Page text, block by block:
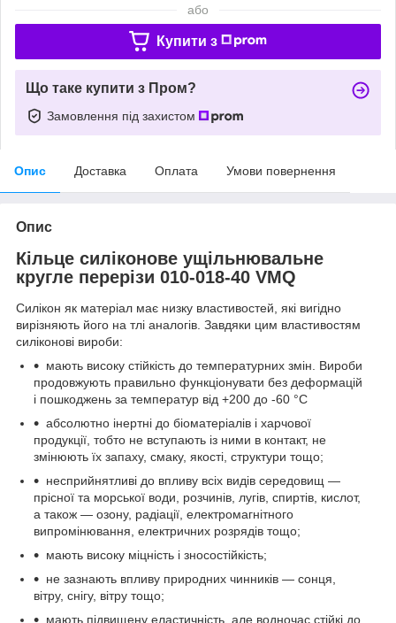
або
Купити з
Що таке купити з Пром?
Замовлення під захистом
Опис Доставка Оплата Умови повернення
Опис
Кільце силіконове ущільнювальне
кругле перерізи 010-018-40 VMQ
Силікон як матеріал має низку властивостей, які вигідно
вирізняють його на тлі аналогів. Завдяки цим властивостям
силіконові вироби:
мають високу стійкість до температурних змін. Вироби
продовжують правильно функціонувати без деформацій
і пошкоджень за температур від +200 до -60 °C
абсолютно інертні до біоматеріалів і харчової
продукції, тобто не вступають із ними в контакт, не
змінюють їх запаху, смаку, якості, структури тощо;
несприйнятливі до впливу всіх видів середовищ —
прісної та морської води, розчинів, лугів, спиртів, кислот,
а також — озону, радіації, електромагнітного
випромінювання, електричних розрядів тощо;
мають високу міцність і зносостійкість;
не зазнають впливу природних чинників — сонця,
вітру, снігу, вітру тощо;
мають підвищену еластичність, але водночас стійкі до